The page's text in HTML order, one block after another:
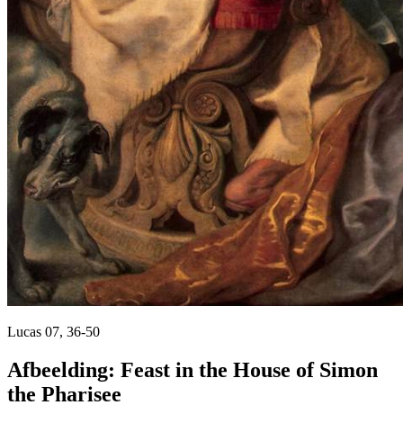
Lucas 07, 36-50
Afbeelding: Feast in the House of Simon
the Pharisee